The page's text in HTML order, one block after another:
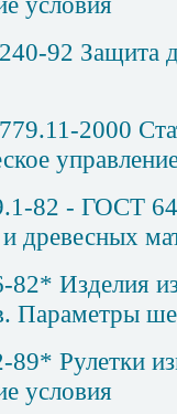
92 Защита
2000
82 - ГОСТ
древесных
Изделия
Параметры
Рулетки
условия